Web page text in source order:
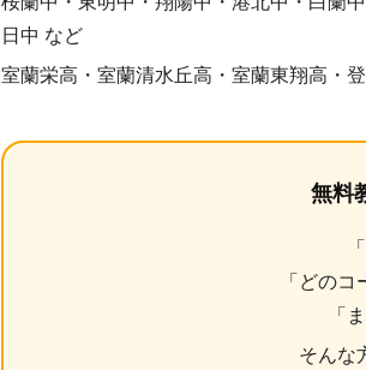
日中 など
室蘭栄高・室蘭清水丘高・室蘭東翔高・
無料
「どの
「
そんな